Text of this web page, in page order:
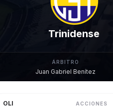
Trinidense
ÁRBITRO
Juan Gabriel Benítez
OLI ACCIONES